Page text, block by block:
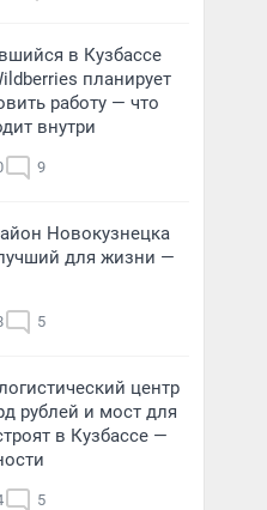
в Кузбассе
планирует
работу — что
внутри
9
Новокузнецка
для жизни —
5
центр
рублей и мост для
в Кузбассе —
5